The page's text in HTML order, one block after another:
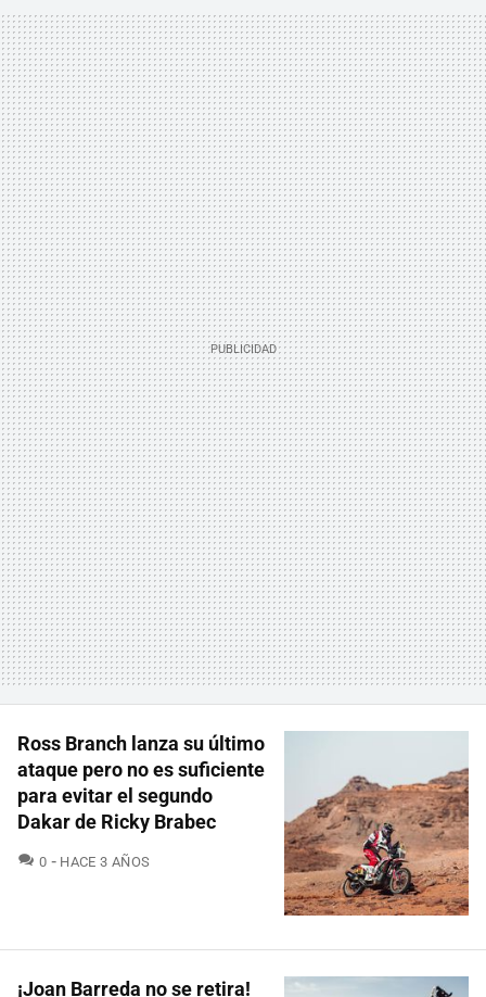
Ross Branch lanza su último
ataque pero no es suficiente
para evitar el segundo
Dakar de Ricky Brabec
0 COMENTARIOS
HACE 3 AÑOS
¡Joan Barreda no se retira!